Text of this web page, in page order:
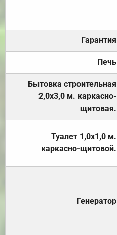
Гарантия
Печь
Бытовка строительная
2,0х3,0 м. каркасно-
щитовая.
Туалет 1,0х1,0 м.
каркасно-щитовой.
Генератор